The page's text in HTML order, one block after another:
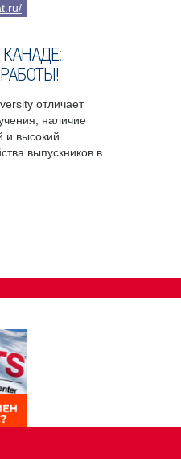
отличает
наличие
и высокий
выпускников в